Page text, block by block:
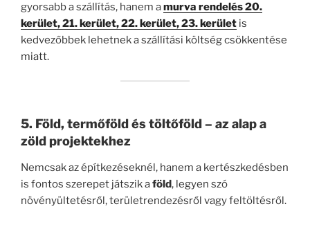
gyorsabb a szállítás, hanem amurva rendelés 20.
kerület, 21. kerület, 22. kerület, 23. kerület is
kedvezőbbek lehetnek a szállítási költség csökkentése
miatt.
5. Föld, termőföld és töltőföld – az alap a
zöld projektekhez
Nemcsak az építkezéseknél, hanem a kertészkedésben
is fontos szerepet játszik aföld, legyen szó
növényültetésről, területrendezésről vagy feltöltésről.